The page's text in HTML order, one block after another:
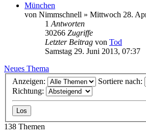
München
von Nimmschnell » Mittwoch 28.
1 Antworten
30266 Zugriffe
Letzter Beitrag von Tod
Samstag 29. Juni 2013, 07:37
Neues Thema
Anzeigen:
Sortiere nach:
Richtung:
138 Themen